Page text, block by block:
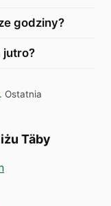
godziny?
jutro?
. Ostatnia
Täby